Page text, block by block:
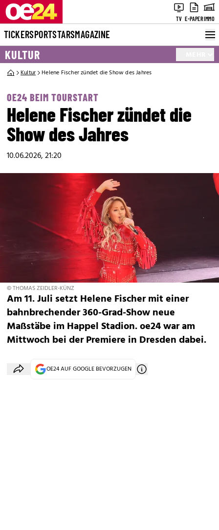
TV E-PAPERIMMO
TICKERSPORTSTARSMAGAZINE
KULTUR
Kultur Helene Fischer zündet die Show des Jahres
OE24 BEIM TOURSTART
Helene Fischer zündet die
Show des Jahres
10.06.2026, 21:20
© THOMAS ZEIDLER-KÜNZ
Am 11. Juli setzt Helene Fischer mit einer
bahnbrechender 360-Grad-Show neue
Maßstäbe im Happel Stadion. oe24 war am
Mittwoch bei der Premiere in Dresden dabei.
OE24 AUF GOOGLE BEVORZUGEN